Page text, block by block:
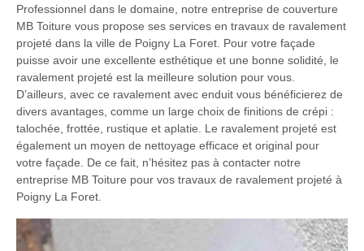
Professionnel dans le domaine, notre entreprise de couverture
MB Toiture vous propose ses services en travaux de ravalement
projeté dans la ville de Poigny La Foret. Pour votre façade
puisse avoir une excellente esthétique et une bonne solidité, le
ravalement projeté est la meilleure solution pour vous.
D’ailleurs, avec ce ravalement avec enduit vous bénéficierez de
divers avantages, comme un large choix de finitions de crépi :
talochée, frottée, rustique et aplatie. Le ravalement projeté est
également un moyen de nettoyage efficace et original pour
votre façade. De ce fait, n’hésitez pas à contacter notre
entreprise MB Toiture pour vos travaux de ravalement projeté à
Poigny La Foret.